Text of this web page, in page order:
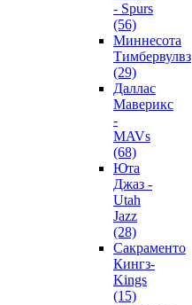
- Spurs
(56)
Миннесота
Тимбервулвз
(29)
Даллас
Маверикс
-
MAVs
(68)
Юта
Джаз -
Utah
Jazz
(28)
Сакраменто
Кингз-
Kings
(15)